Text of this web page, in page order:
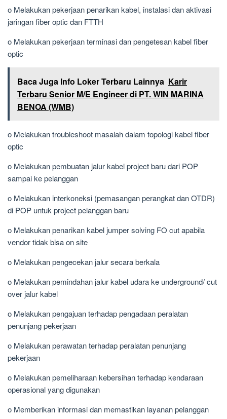
o Melakukan pekerjaan penarikan kabel, instalasi dan aktivasi
jaringan fiber optic dan FTTH
o Melakukan pekerjaan terminasi dan pengetesan kabel fiber
optic
Baca Juga Info Loker Terbaru Lainnya Karir
Terbaru Senior M/E Engineer di PT. WIN MARINA
BENOA (WMB)
o Melakukan troubleshoot masalah dalam topologi kabel fiber
optic
o Melakukan pembuatan jalur kabel project baru dari POP
sampai ke pelanggan
o Melakukan interkoneksi (pemasangan perangkat dan OTDR)
di POP untuk project pelanggan baru
o Melakukan penarikan kabel jumper solving FO cut apabila
vendor tidak bisa on site
o Melakukan pengecekan jalur secara berkala
o Melakukan pemindahan jalur kabel udara ke underground/ cut
over jalur kabel
o Melakukan pengajuan terhadap pengadaan peralatan
penunjang pekerjaan
o Melakukan perawatan terhadap peralatan penunjang
pekerjaan
o Melakukan pemeliharaan kebersihan terhadap kendaraan
operasional yang digunakan
o Memberikan informasi dan memastikan layanan pelanggan